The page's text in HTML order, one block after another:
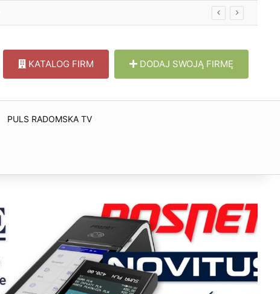
KATALOG FIRM DODAJ SWOJĄ FIRMĘ
PULS RADOMSKA TV